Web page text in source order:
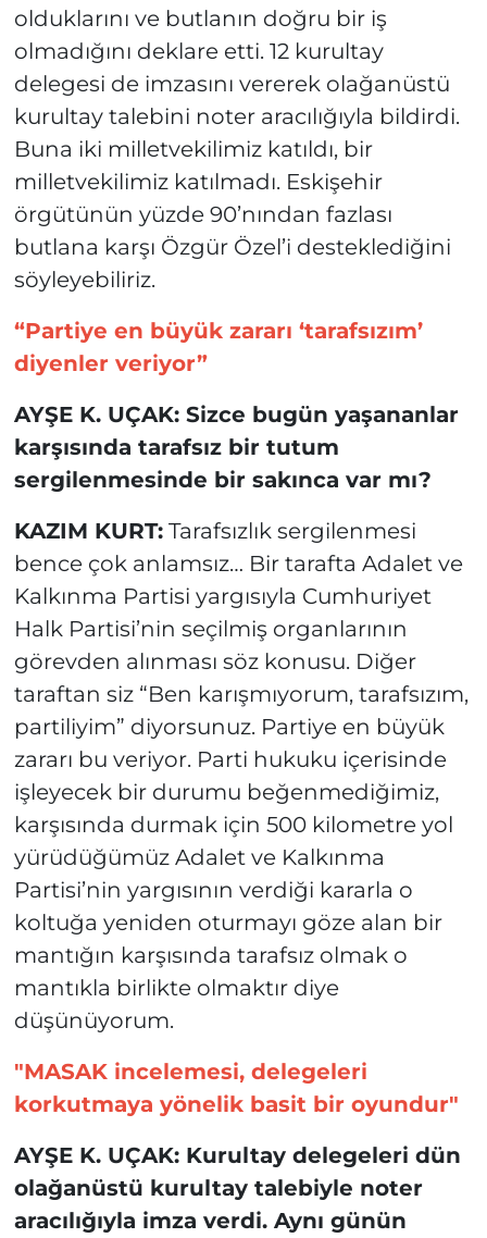
olduklarını ve butlanın doğru bir iş
olmadığını deklare etti. 12 kurultay
delegesi de imzasını vererek olağanüstü
kurultay talebini noter aracılığıyla bildirdi.
Buna iki milletvekilimiz katıldı, bir
milletvekilimiz katılmadı. Eskişehir
örgütünün yüzde 90’nından fazlası
butlana karşı Özgür Özel’i desteklediğini
söyleyebiliriz.
“Partiye en büyük zararı ‘tarafsızım’
diyenler veriyor”
AYŞE K. UÇAK: Sizce bugün yaşananlar
karşısında tarafsız bir tutum
sergilenmesinde bir sakınca var mı?
KAZIM KURT:Tarafsızlık sergilenmesi
bence çok anlamsız… Bir tarafta Adalet ve
Kalkınma Partisi yargısıyla Cumhuriyet
Halk Partisi’nin seçilmiş organlarının
görevden alınması söz konusu. Diğer
taraftan siz “Ben karışmıyorum, tarafsızım,
partiliyim” diyorsunuz. Partiye en büyük
zararı bu veriyor. Parti hukuku içerisinde
işleyecek bir durumu beğenmediğimiz,
karşısında durmak için 500 kilometre yol
yürüdüğümüz Adalet ve Kalkınma
Partisi’nin yargısının verdiği kararla o
koltuğa yeniden oturmayı göze alan bir
mantığın karşısında tarafsız olmak o
mantıkla birlikte olmaktır diye
düşünüyorum.
"MASAK incelemesi, delegeleri
korkutmaya yönelik basit bir oyundur"
AYŞE K. UÇAK: Kurultay delegeleri dün
olağanüstü kurultay talebiyle noter
aracılığıyla imza verdi. Aynı günün